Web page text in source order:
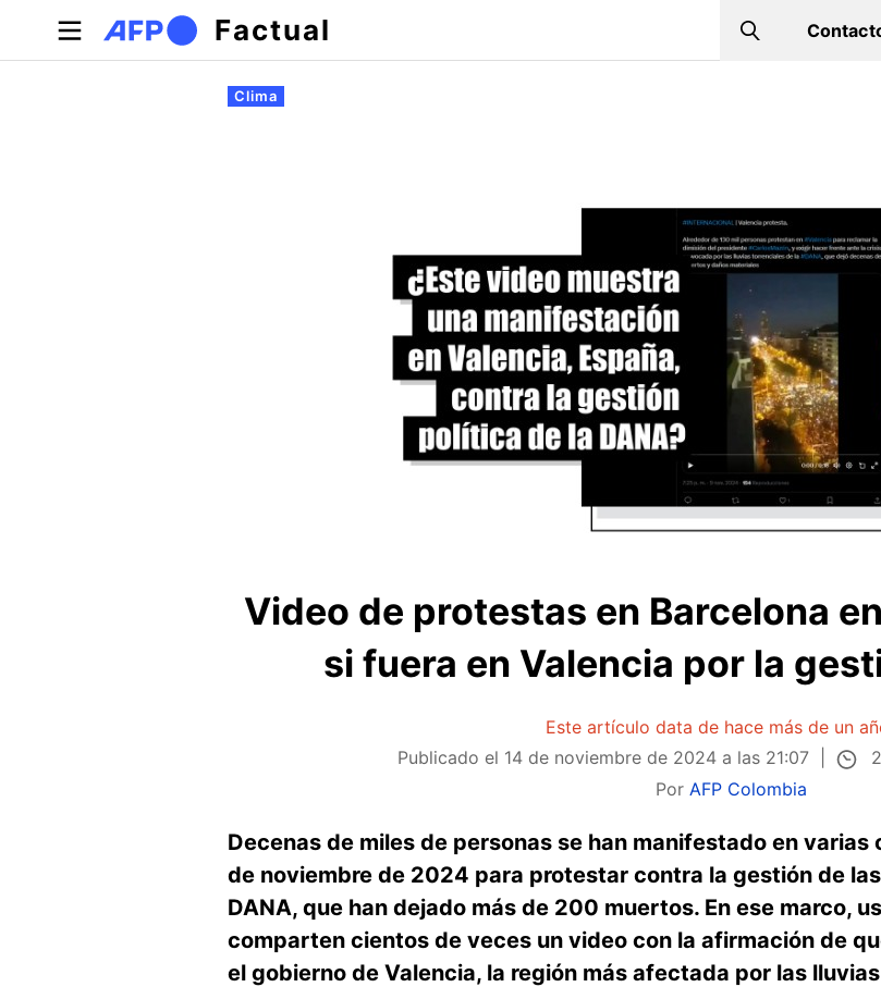
Pasar al contenido principal
Factual Search
Solapas principales
Clima
Video de protestas en Barcelona
si fuera en Valencia por la
Este artículo data de hace más de un
Publicado el 14 de noviembre de 2024 a las 21:07
Por AFP Colombia
Decenas de miles de personas se han manifestado en
de noviembre de 2024 para protestar contra la gestión de
DANA, que han dejado más de 200 muertos. En ese marco,
comparten cientos de veces un video con la afirmación de
el gobierno de Valencia, la región más afectada por las